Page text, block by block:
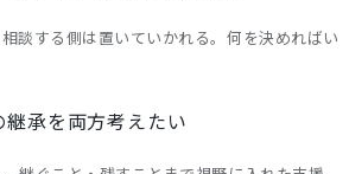
談する側は置いていかれる。何を決めればい
承を両方考えたい